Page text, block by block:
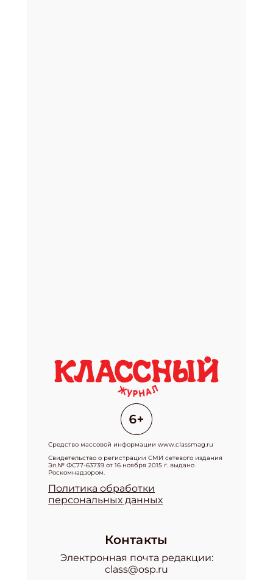
Средство массовой информации www.classmag.ru
Свидетельство о регистрации СМИ сетевого издания
Эл.№ ФС77-63739 от 16 ноября 2015 г. выдано
Роскомнадзором.
Политика обработки
персональных данных
Контакты
Электронная почта редакции:
class@osp.ru